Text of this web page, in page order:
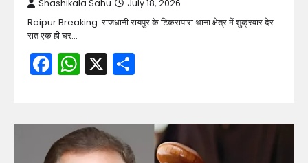
Shashikala Sahu July 18, 2026
Raipur Breaking: राजधानी रायपुर के टिकरापारा थाना क्षेत्र में शुक्रवार देर
रात एक ही घर…
Facebook
WhatsApp
X